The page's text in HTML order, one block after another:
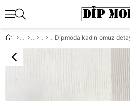
Dipmoda kadın omuz